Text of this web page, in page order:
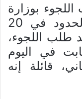
بوزارة
الداخلية ومديرية حرس الحدود في 20
طلب اللجوء،
في اليوم
الثاني، قائلة إنه